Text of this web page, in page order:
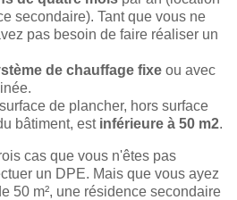
secondaire). Tant que vous ne
pas besoin de faire réaliser un
de chauffage fixe ou avec
de plancher, hors surface
bâtiment, est inférieure à 50 m2.
cas que vous n'êtes pas
un DPE. Mais que vous ayez
50 m², une résidence secondaire